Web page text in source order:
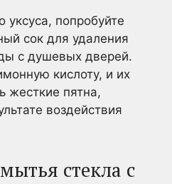
уксуса, попробуйте
сок для удаления
с душевых дверей.
кислоту, и их
жесткие пятна,
воздействия
стекла с